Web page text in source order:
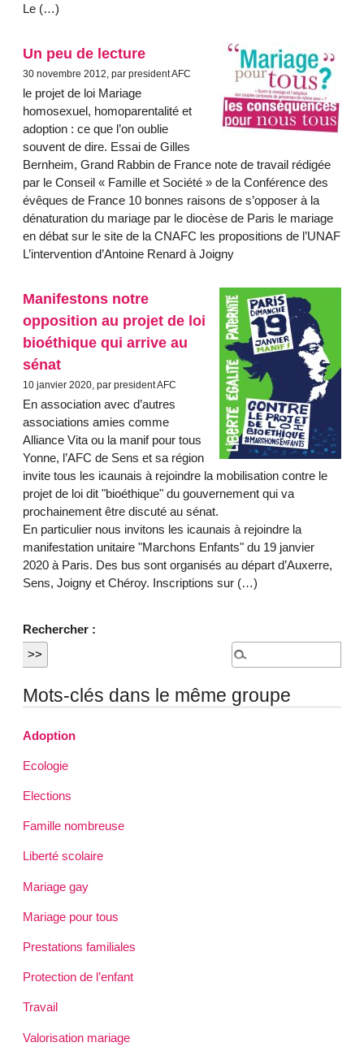
Le (…)
Un peu de lecture
30 novembre 2012, par president AFC
le projet de loi Mariage
homosexuel, homoparentalité et
adoption : ce que l’on oublie
souvent de dire. Essai de Gilles
Bernheim, Grand Rabbin de France note de travail rédigée
par le Conseil « Famille et Société » de la Conférence des
évêques de France 10 bonnes raisons de s’opposer à la
dénaturation du mariage par le diocèse de Paris le mariage
en débat sur le site de la CNAFC les propositions de l’UNAF
L’intervention d’Antoine Renard à Joigny
Manifestons notre
opposition au projet de loi
bioéthique qui arrive au
sénat
10 janvier 2020, par president AFC
En association avec d’autres
associations amies comme
Alliance Vita ou la manif pour tous
Yonne, l’AFC de Sens et sa région
invite tous les icaunais à rejoindre la mobilisation contre le
projet de loi dit "bioéthique" du gouvernement qui va
prochainement être discuté au sénat.
En particulier nous invitons les icaunais à rejoindre la
manifestation unitaire "Marchons Enfants" du 19 janvier
2020 à Paris. Des bus sont organisés au départ d’Auxerre,
Sens, Joigny et Chéroy. Inscriptions sur (…)
Rechercher :
Mots-clés dans le même groupe
Adoption
Ecologie
Elections
Famille nombreuse
Liberté scolaire
Mariage gay
Mariage pour tous
Prestations familiales
Protection de l’enfant
Travail
Valorisation mariage